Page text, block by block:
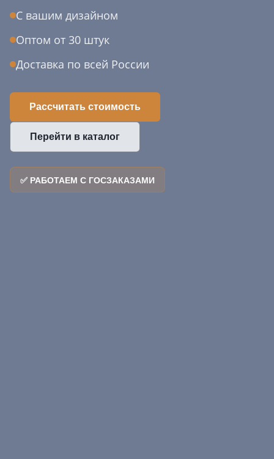
С вашим дизайном
Оптом от 30 штук
Доставка по всей России
Рассчитать стоимость
Перейти в каталог
✅ РАБОТАЕМ С ГОСЗАКАЗАМИ